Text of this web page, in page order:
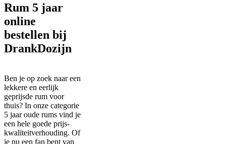
Rum 5 jaar
online
bestellen bij
DrankDozijn
Ben je op zoek naar een
lekkere en eerlijk
geprijsde rum voor
thuis? In onze categorie
5 jaar oude rums vind je
een hele goede prijs-
kwaliteitverhouding. Of
je nu een fan bent van